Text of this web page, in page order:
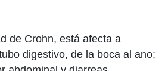
de Crohn, está afecta a
digestivo, de la boca al ano;